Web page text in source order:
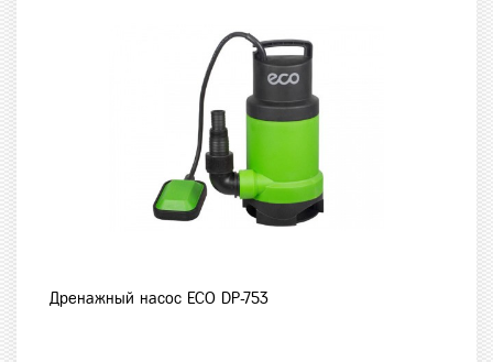
Дренажный насос ECO DP-753